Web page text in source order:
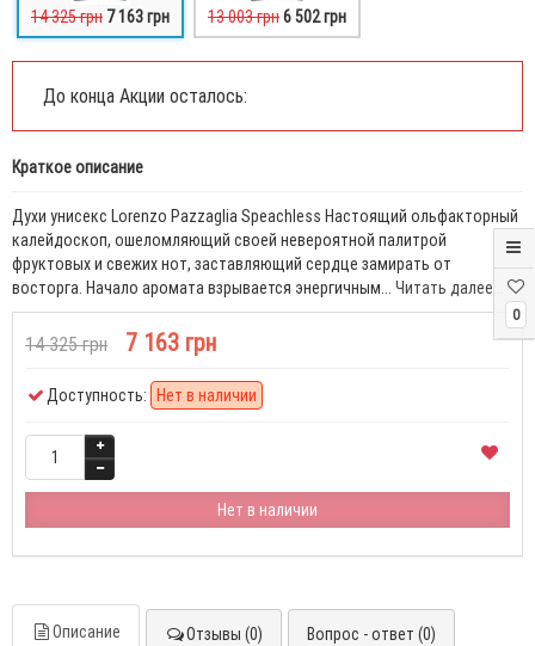
0
14 325 грн 7 163 грн 13 003 грн6 502 грн
До конца Акции осталось:
Краткое описание
Духи унисекс Lorenzo Pazzaglia Speachless Настоящий ольфакторный
калейдоскоп, ошеломляющий своей невероятной палитрой
фруктовых и свежих нот, заставляющий сердце замирать от
восторга. Начало аромата взрывается энергичным... Читать далее...
14 325 грн 7 163 грн
Доступность: Нет в наличии
Нет в наличии
Описание Отзывы (0) Вопрос - ответ (0)